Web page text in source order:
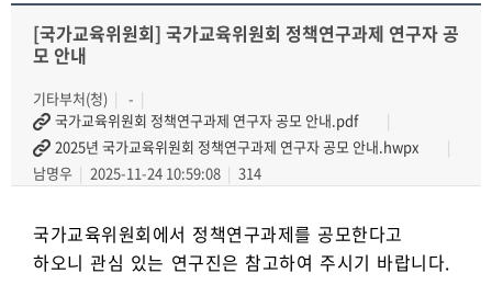
[국가교육위원회] 국가교육위원회 정책연구과제 연구자 공
모 안내
기타부처(청)
-
국가교육위원회 정책연구과제 연구자 공모 안내.pdf
2025년 국가교육위원회 정책연구과제 연구자 공모 안내.hwpx
남명우
2025-11-24 10:59:08 314
국가교육위원회에서 정책연구과제를 공모한다고
하오니 관심 있는 연구진은 참고하여 주시기 바랍니다.